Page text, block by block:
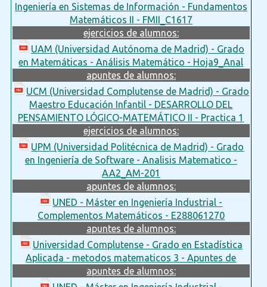
Ingeniería en Sistemas de Información - Fundamentos
Matemáticos II - FMII_C1617
ejercicios de alumnos:
UAM (Universidad Autónoma de Madrid) - Grado
en Matemáticas - Análisis Matemático - Hoja9_Anal
apuntes de alumnos:
UCM (Universidad Complutense de Madrid) - Grado
Maestro Educación Infantil - DESARROLLO DEL
PENSAMIENTO LÓGICO-MATEMÁTICO II - Practica 1
ejercicios de alumnos:
UPM (Universidad Politécnica de Madrid) - Grado
en Ingeniería de Software - Analisis Matematico -
AA2_AM-201
apuntes de alumnos:
UNED - Máster en Ingeniería Industrial -
Complementos Matemáticos - E288061270
apuntes de alumnos:
Universidad Complutense - Grado en Estadística
Aplicada - metodos matematicos 3 - Apuntes de
apuntes de alumnos: